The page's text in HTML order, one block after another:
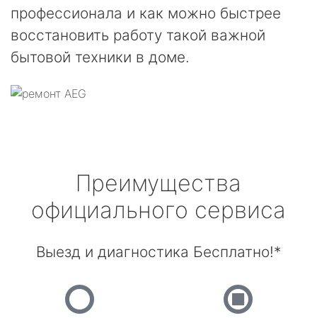
профессионала и как можно быстрее
восстановить работу такой важной
бытовой техники в доме.
Преимущества
официального сервиса
Выезд и диагностика Бесплатно!*